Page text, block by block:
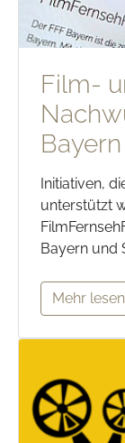
Film-
Bayern
Initiativen,
unterstützt
Bayern und
Mehr lesen